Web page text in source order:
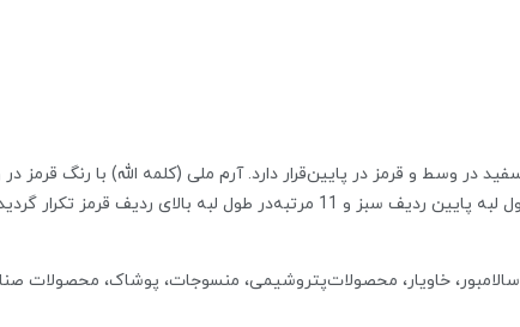
در وسط‌ و قرمز در پایین‌قرار دارد. آرم‌ ملی (کلمه الله) با رنگ‌
خاویار، محصولات‌پتروشیمی، منسوجات، پوشاک، محصولات